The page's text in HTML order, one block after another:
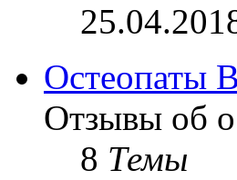
Остеопаты
Отзывы об
8 Темы